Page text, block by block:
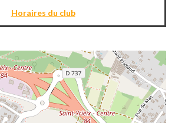
Horaires du club